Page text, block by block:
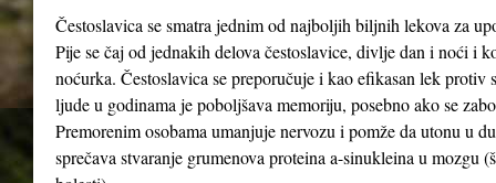
Čestoslavica se smatra jednim od najboljih biljnih lekova za
Pije se čaj od jednakih delova čestoslavice, divlje dan i noći i
noćurka. Čestoslavica se preporučuje i kao efikasan lek
ljude u godinama je poboljšava memoriju, posebno ako se
Premorenim osobama umanjuje nervozu i pomže da utonu u
sprečava stvaranje grumenova proteina a-sinukleina u mozgu